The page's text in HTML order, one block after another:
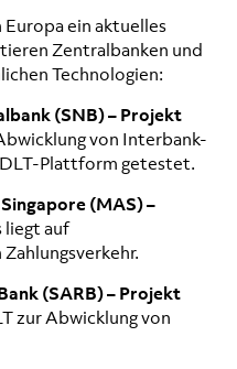
ein aktuelles
Zentralbanken und
Technologien:
(SNB) – Projekt
von Interbank-
Plattform getestet.
(MAS) –
liegt auf
(SARB) – Projekt
zur Abwicklung von